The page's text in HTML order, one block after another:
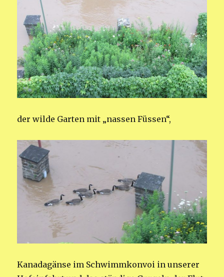
der wilde Garten mit „nassen Füssen“,
Kanadagänse im Schwimmkonvoi in unserer